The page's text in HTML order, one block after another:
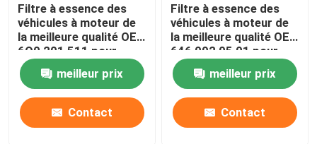
Filtre à essence des
véhicules à moteur de
la meilleure qualité OE :
6Q0 201 511 pour
Audi, VW (00-18),
SEAT
meilleur prix
Contact
Filtre à essence des
véhicules à moteur de
la meilleure qualité OE :
646 092 05 01 pour
MERCEDES-BENZ,
SMARTmeilleur prix
Contact